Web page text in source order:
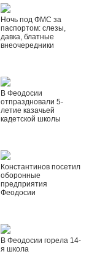
Ночь под ФМС за
паспортом: слезы,
давка, блатные
внеочередники
В Феодосии
отпраздновали 5-
летие казачьей
кадетской школы
Константинов посетил
оборонные
предприятия
Феодосии
В Феодосии горела 14-
я школа